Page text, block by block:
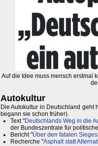
Auf die Idee muss mensch erstmal
Autokultur
Die Autokultur in Deutschland
begann sie schon früher).
Text "Deutschlands Weg in die
der Bundeszentrale für
Bericht "Über den fatalen
Recherche "Asphalt statt